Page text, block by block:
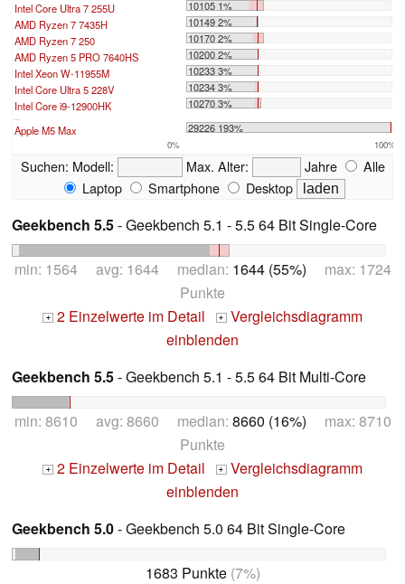
Intel Core Ultra 7 255U
10105 1%
AMD Ryzen 7 7435H
10149 2%
AMD Ryzen 7 250
10170 2%
AMD Ryzen 5 PRO 7640HS
10200 2%
Intel Xeon W-11955M
10233 3%
Intel Core Ultra 5 228V
10234 3%
Intel Core i9-12900HK
10270 3%
...
Apple M5 Max 29226 193%
0% 100%
Suchen: Modell: Max. Alter: Jahre
Alle
Laptop
Smartphone Desktop
Geekbench 5.5- Geekbench 5.1 - 5.5 64 Bit Single-Core
min: 1564 avg: 1644 median: 1644 (55%) max: 1724
Punkte
+ 2 Einzelwerte im Detail + Vergleichsdiagramm
einblenden
Geekbench 5.5- Geekbench 5.1 - 5.5 64 Bit Multi-Core
min: 8610 avg: 8660 median: 8660 (16%) max: 8710
Punkte
+ 2 Einzelwerte im Detail + Vergleichsdiagramm
einblenden
Geekbench 5.0- Geekbench 5.0 64 Bit Single-Core
1683 Punkte(7%)